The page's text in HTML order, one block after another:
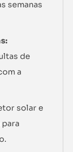
semanas
de
a
solar e